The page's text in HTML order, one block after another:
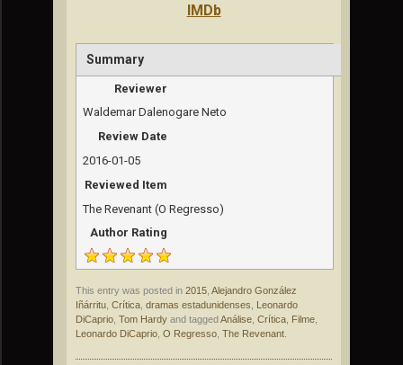
IMDb
Summary
Reviewer
Waldemar Dalenogare Neto
Review Date
2016-01-05
Reviewed Item
The Revenant (O Regresso)
Author Rating
This entry was posted in 2015 Alejandro González
Iñárritu Crítica dramas estadunidenses
Leonardo
DiCaprio Tom Hardy and taggedAnálise Crítica Filme
Leonardo DiCaprio O Regresso The Revenant